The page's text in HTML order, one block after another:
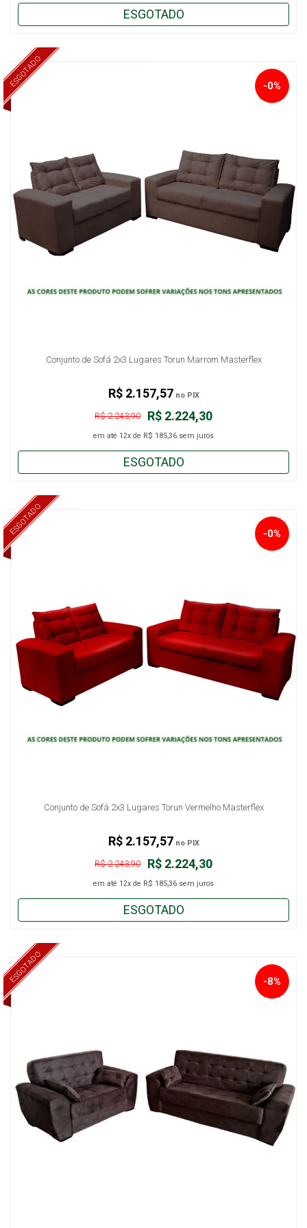
ESGOTADO
ESGOTADO
Conjunto de Sofá 2x3 Lugares Torun Marrom Masterflex
-0%
R$ 2.224,30
R$ 2.243,90
em até 12x de R$ 185,36 sem juros
R$ 2.157,57 no PIX
ESGOTADO
ESGOTADO
Conjunto de Sofá 2x3 Lugares Torun Vermelho Masterflex
-0%
R$ 2.224,30
R$ 2.243,90
em até 12x de R$ 185,36 sem juros
R$ 2.157,57 no PIX
ESGOTADO
ESGOTADO -8%